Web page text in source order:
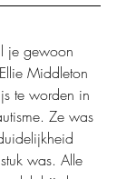
je gewoon
Middleton
te worden in
Ze was
was. Alle